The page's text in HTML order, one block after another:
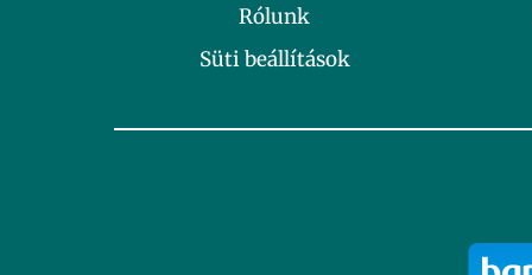
Rólunk
Süti beállítások